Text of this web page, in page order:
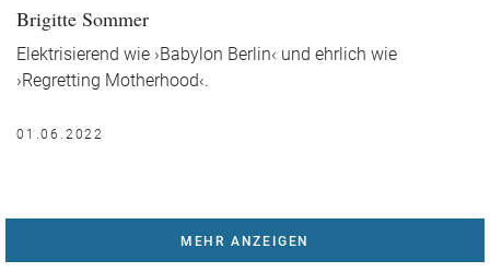
Brigitte Sommer
Elektrisierend wie ›Babylon Berlin‹ und ehrlich wie
›Regretting Motherhood‹.
01.06.2022
MEHR ANZEIGEN